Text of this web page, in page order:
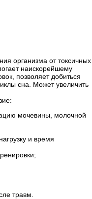
организма от токсичных
наискорейшему
позволяет добиться
сна. Может увеличить
мочевины, молочной
и время
травм.